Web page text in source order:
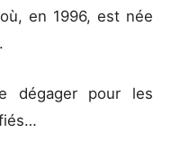
en 1996, est née
dégager pour les